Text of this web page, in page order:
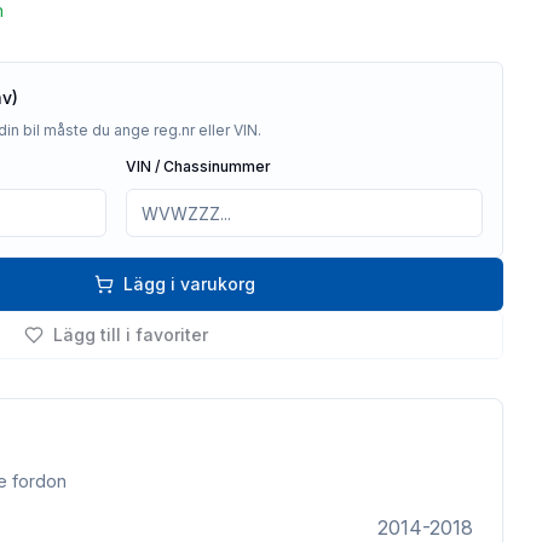
bil måste du ange reg.nr eller VIN.
VIN / Chassinummer
Lägg i varukorg
Lägg till i favoriter
fordon
2014-2018